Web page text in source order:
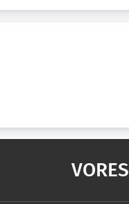
VORES